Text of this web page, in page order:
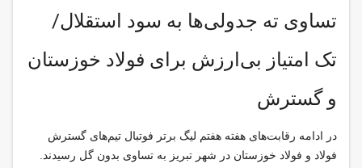
تساوی ته جدولی‌ها به سود استقلال/
تک امتیاز بی‌ارزش برای فولاد خوزستان
و گسترش
در ادامه رقابت‌های هفته هفتم لیگ برتر فوتبال تیم‌های گسترش
فولاد و فولاد خوزستان در شهر تبریز به تساوی بدون گل رسیدند.